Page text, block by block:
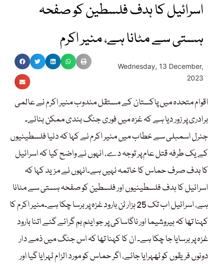
اسرائیل کا ہدف فلسطین کو صفحہ
ہستی سے مٹانا ہے، منیر اکرم
Wednesday, 13 December,
2023
اقوام متحدہ میں پاکستان کے مستقل مندوب منیر اکرم نے عالمی
برادری پر زور دیا ہے کہ غزہ میں فوری جنگ بندی ممکن بنائے۔
جنرل اسمبلی سے خطاب میں منیر اکرم نے کہا کہ دنیا فلسطینیوں
کے یک طرفہ قتل عام پر توجہ دے، انہوں نے واضح کیا کہ اسرائیل
کا ہدف صرف حماس کا خاتمہ نہیں ہے۔انہوں نے مزید کہا کہ
اسرائیل کا ہدف فلسطینیوں اور فلسطین کو صفحہ ہستی سے مٹانا
ہے، اسرائیل اب تک 25 ہزار ٹن بارود غزہ پر برسا چکا ہے۔منیر اکرم کا
کہنا تھا کہ ہیروشیما اور ناگاساکی پر جو ایٹم بم گرائے گئے اتنا بارود
غزہ پر برسایا جا چکا ہے۔ ان کا کہنا تھا کہ اس جنگ میں ذمے دار
دونوں فریقوں کو ٹھہرایا جائے، اگر حماس کو مورد الزام ٹہرایا گیا اور